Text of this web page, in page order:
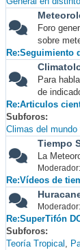
Foro
sobre
Re:Seguimiento
Para
de
Re:Articulos
Subforos
Climas del
Tiempo
La
Moderador:
Re:Vídeos de
Moderador:
Re:SuperTifón
Subforos
Teoría Tropical